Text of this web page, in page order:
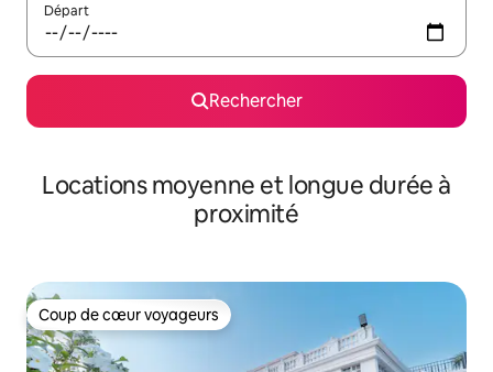
Départ
Rechercher
Locations moyenne et longue durée à
proximité
Coup de cœur voyageurs
Coup de cœur voyageurs